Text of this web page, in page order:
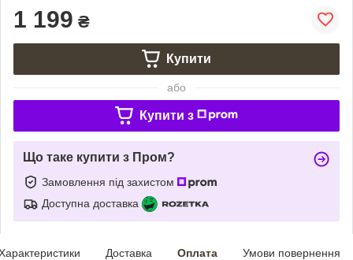
1 199 ₴
Купити
або
Купити з
Що таке купити з Пром?
Замовлення під захистом
Доступна доставка
Доставка Оплата Умови повернення